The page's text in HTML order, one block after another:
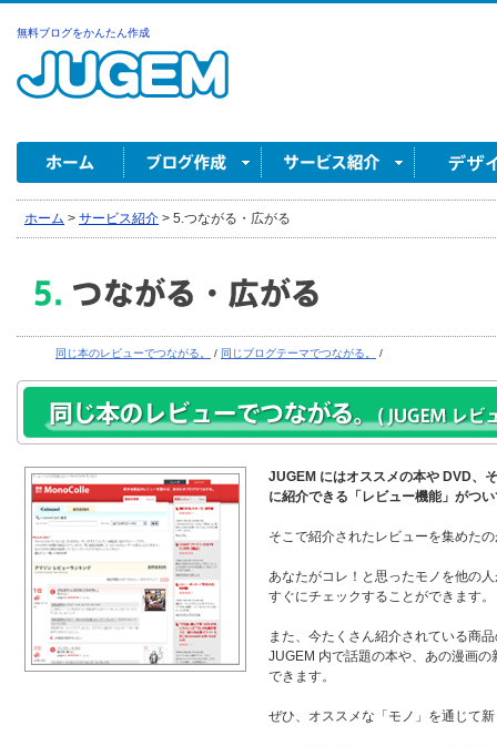
無料ブログをかんたん作成
ホーム > サービス紹介 > 5.つながる・広がる
同じ本のレビューでつながる。 / 同じブログテーマでつながる。 /
JUGEM にはオススメの本や DVD、
に紹介できる「レビュー機能」がつ
そこで紹介されたレビューを集めた
あなたがコレ！と思ったモノを他の
すぐにチェックすることができます。
また、今たくさん紹介されている商
JUGEM 内で話題の本や、あの漫画
できます。
ぜひ、オススメな「モノ」を通じて